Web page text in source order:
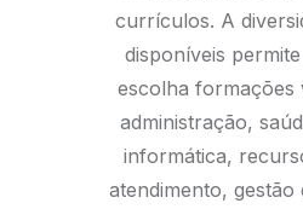
currículos. A
disponíveis
escolha formações
administração,
informática,
atendimento, gestão